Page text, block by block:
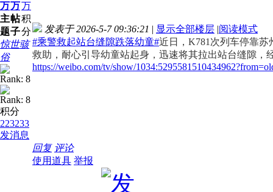
万
主
题
万
帖
子
万
积
分
惊世骇
俗
积分
223233
发消息
发表于 2026-5-7 09:36:21 | 显示全部楼层 |阅读模式
#乘警救起站台缝隙跌落幼童#近日，K781次列车停靠
救助，耐心引导幼童站起身，迅速将其拉出站台缝隙
https://weibo.com/tv/show/
回复 评论
使用道具 举报